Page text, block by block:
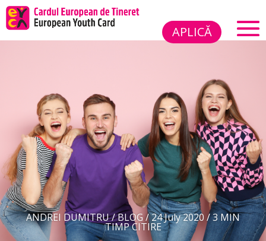
APLICĂ
ANDREI DUMITRU/BLOG/24 July 2020 /3 MIN
TIMP CITIRE